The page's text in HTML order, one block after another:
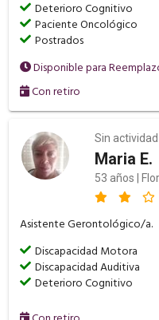
Deterioro Cognitivo
Paciente Oncológico
Postrados
Disponible para
Con retiro
Sin
Maria E.
53 años |
Asistente Gerontológico/a.
Discapacidad Motora
Discapacidad Auditiva
Deterioro Cognitivo